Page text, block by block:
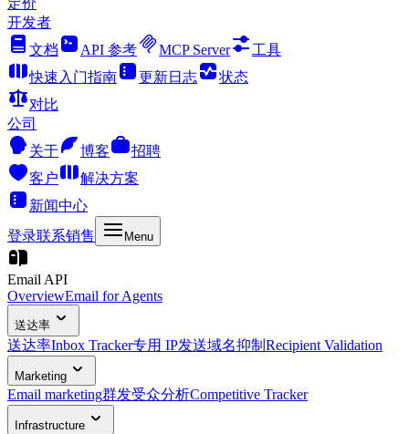
定价
开发者
文档
API 参考 MCP Server
工具
快速入门指南
更新日志
状态
对比
公司
关于
博客
招聘
客户
解决方案
新闻中心
登录联系销售 Menu
Email API
OverviewEmail for Agents
送达率
送达率Inbox Tracker专用 IP发送域名抑制 Recipient Validation
Marketing
Email marketing群发受众分析Competitive Tracker
Infrastructure